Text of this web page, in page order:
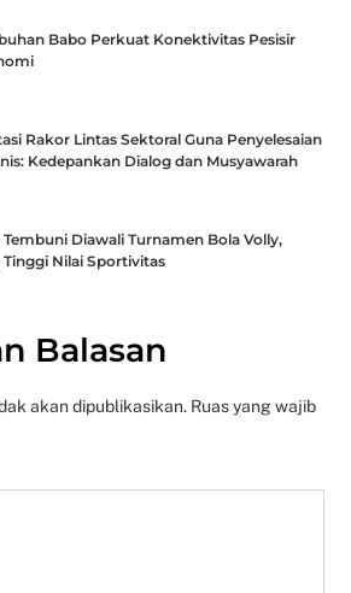
Babo Perkuat Konektivitas Pesisir
Rakor Lintas Sektoral Guna Penyelesaian
Kedepankan Dialog dan Musyawarah
Diawali Turnamen Bola Volly,
Nilai Sportivitas
Balasan
akan dipublikasikan. Ruas yang wajib